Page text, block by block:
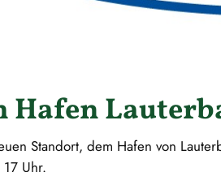
Hafen
Standort, dem Hafen von
Uhr.